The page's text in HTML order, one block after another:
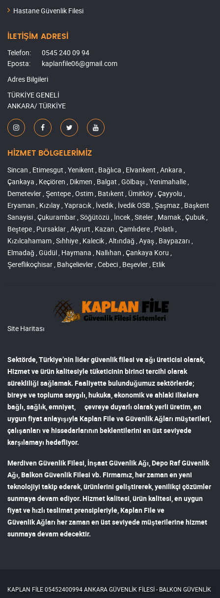
Hastane Güvenlik Filesi
İLETİŞİM ADRESİ
Telefon:
0545 240 09 94
Eposta:
kaplanfile06@gmail.com
Adres Bilgileri
TÜRKİYE GENELİ
ANKARA/ TÜRKİYE
HİZMET BÖLGELERİMİZ
Sincan , Etimesgut , Yenikent , Bağlıca , Elvankent , Ankara ,
Çankaya , Keçiören , Dikmen , Balgat , Gölbaşı , Yenimahalle ,
Demetevler , Şentepe , Ostim , Batıkent , Ümitköy , Çayyolu ,
Eryaman , Kızılay , Yapracık , İvedik , İvedik OSB , Şaşmaz , Başkent
Sanayisi , Çukurambar , Söğütözü , İncek , Siteler , Mamak , Çubuk ,
Beştepe , Pursaklar , Akyurt , Kazan , Çamlıdere , Polatlı ,
Kızılcahamam , Sıhhiye , Kalecik , Altındağ , Ayaş , Baypazarı ,
Elmadağ , Güdül , Haymana , Nallıhan , Çankaya Koru ,
Şereflikoçhisar , Bahçelievler , Cebeci , Beşevler , Etlik
Site Haritası
Sektörde, Türkiye’nin lidergüvenlik filesi ve ağı üreticisi olarak,
Hizmet ve ürün kalitesiyle tüketicinin birinci tercihi olarak
sürekliliği sağlamak. Faaliyette bulunduğumuz sektörlerde;
bireye ve topluma saygılı, hukuka, ekonomik ve ahlaki ilkelere
bağlı, sağlık, emniyet, çevreye duyarlı olarak yerli üretim, en
uygun fiyat anlayışıyla Kaplan File ve Güvenlik Ağları müşterileri,
çalışanları ve hissedarlarının beklentilerini en üst seviyede
karşılamayı hedefliyor.
Merdiven Güvenlik Filesi İnşaat Güvenlik Ağı Depo Raf Güvenlik
Ağı Balkon Güvenlik Filesi vb. Firmamız, her zaman en yeni
teknolojiyi takip ederek, ürünlerini geliştirerek, yenilikçi çözümler
sunmaya devam ediyor. Hizmet kalitesi, ürün kalitesi, en uygun
fiyat ve hızlı teslimat prensipleriyle, Kaplan File ve
Güvenlik Ağları her zaman en üst seviyede müşterilerine hizmet
sunmaya devam edecektir.
KAPLAN FİLE 05452400994 ANKARA GÜVENLİK FİLESİ - BALKON GÜVENLİK